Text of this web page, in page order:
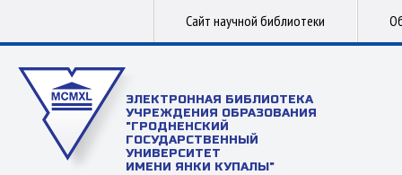
Сайт научной библиотеки
ЭЛЕКТРОННАЯ БИБЛИОТЕКА
УЧРЕЖДЕНИЯ ОБРАЗОВАНИЯ
"ГРОДНЕНСКИЙ
ГОСУДАРСТВЕННЫЙ
УНИВЕРСИТЕТ
ИМЕНИ ЯНКИ КУПАЛЫ"